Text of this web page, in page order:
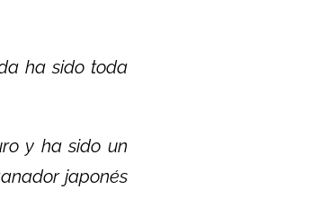
ha sido toda
y ha sido un
japonés